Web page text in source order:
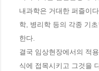
내과학은 거대한 퍼즐이
학, 병리학 등의 각종 기
한다.
결국 임상현장에서의 적
식에 접목시키고 그것을